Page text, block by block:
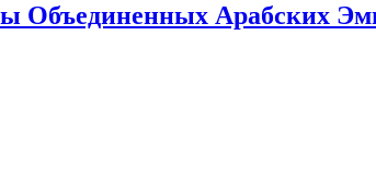
Объединенных Арабских